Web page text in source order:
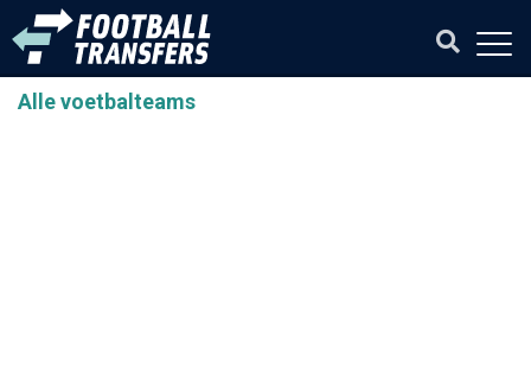
Alle voetbalteams